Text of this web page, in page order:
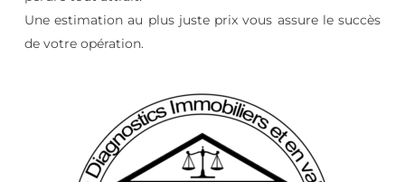
Une estimation au plus juste prix vous assure le succès
de votre opération.